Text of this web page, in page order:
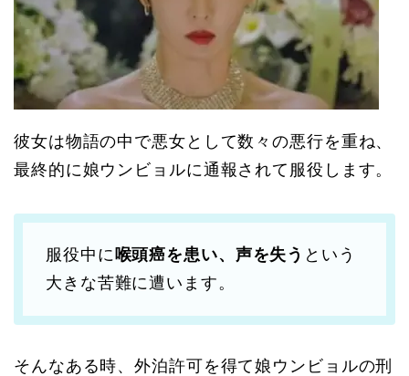
彼女は物語の中で悪女として数々の悪行を重ね、
最終的に娘ウンビョルに通報されて服役します。
服役中に 喉頭癌を患い、声を失う という
大きな苦難に遭います。
そんなある時、外泊許可を得て娘ウンビョルの刑